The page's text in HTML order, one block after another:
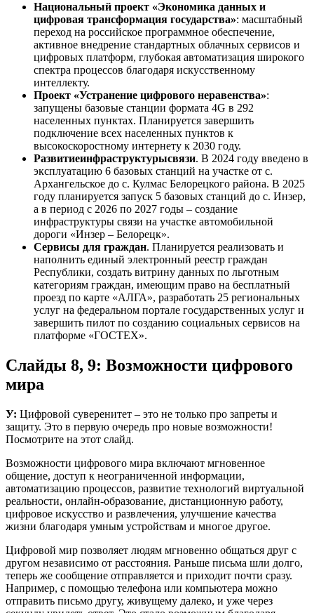
Национальный проект «Экономика данных и
цифровая трансформация государства»: масштабный
переход на российское программное обеспечение,
активное внедрение стандартных облачных сервисов и
цифровых платформ, глубокая автоматизация широкого
спектра процессов благодаря искусственному
интеллекту.
Проект «Устранение цифрового неравенства»:
запущены базовые станции формата 4G в 292
населенных пунктах. Планируется завершить
подключение всех населенных пунктов к
высокоскоростному интернету к 2030 году.
Развитиеинфраструктурысвязи. В 2024 году введено в
эксплуатацию 6 базовых станций на участке от с.
Архангельское до с. Кулмас Белорецкого района. В 2025
году планируется запуск 5 базовых станций до с. Инзер,
а в период с 2026 по 2027 годы – создание
инфраструктуры связи на участке автомобильной
дороги «Инзер – Белорецк».
Сервисы для граждан. Планируется реализовать и
наполнить единый электронный реестр граждан
Республики, создать витрину данных по льготным
категориям граждан, имеющим право на бесплатный
проезд по карте «АЛГА», разработать 25 региональных
услуг на федеральном портале государственных услуг и
завершить пилот по созданию социальных сервисов на
платформе «ГОСТЕХ».
Слайды 8, 9: Возможности цифрового
мира
У: Цифровой суверенитет – это не только про запреты и
защиту. Это в первую очередь про новые возможности!
Посмотрите на этот слайд.
Возможности цифрового мира включают мгновенное
общение, доступ к неограниченной информации,
автоматизацию процессов, развитие технологий виртуальной
реальности, онлайн-образование, дистанционную работу,
цифровое искусство и развлечения, улучшение качества
жизни благодаря умным устройствам и многое другое.
Цифровой мир позволяет людям мгновенно общаться друг с
другом независимо от расстояния. Раньше письма шли долго,
теперь же сообщение отправляется и приходит почти сразу.
Например, с помощью телефона или компьютера можно
отправить письмо другу, живущему далеко, и уже через